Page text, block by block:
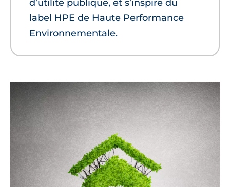
d’utilité publique, et s’inspire du
label HPE de Haute Performance
Environnementale.